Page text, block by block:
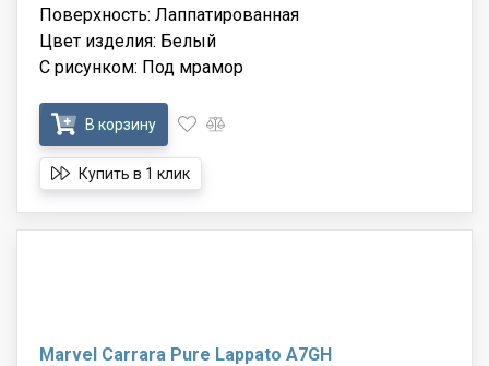
Поверхность: Лаппатированная
Цвет изделия: Белый
С рисунком: Под мрамор
В корзину
Купить в 1 клик
Marvel Carrara Pure Lappato A7GH